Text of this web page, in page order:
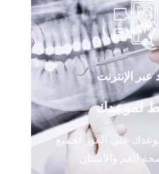
الإنترنت
لموعدك
على الفور لجميع
الفم والأسنان